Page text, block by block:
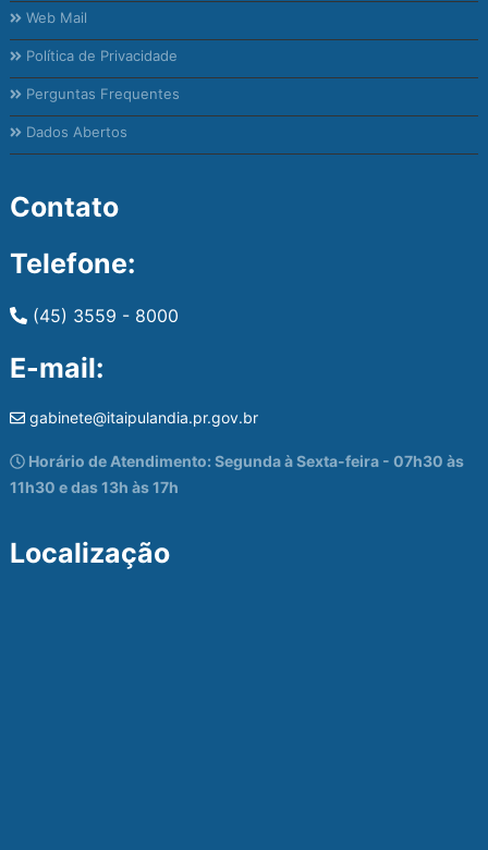
Web Mail
Política de Privacidade
Perguntas Frequentes
Dados Abertos
Contato
Telefone:
(45) 3559 - 8000
E-mail:
gabinete@itaipulandia.pr.gov.br
Horário de Atendimento: Segunda à Sexta-feira - 07h30 às
11h30 e das 13h às 17h
Localização